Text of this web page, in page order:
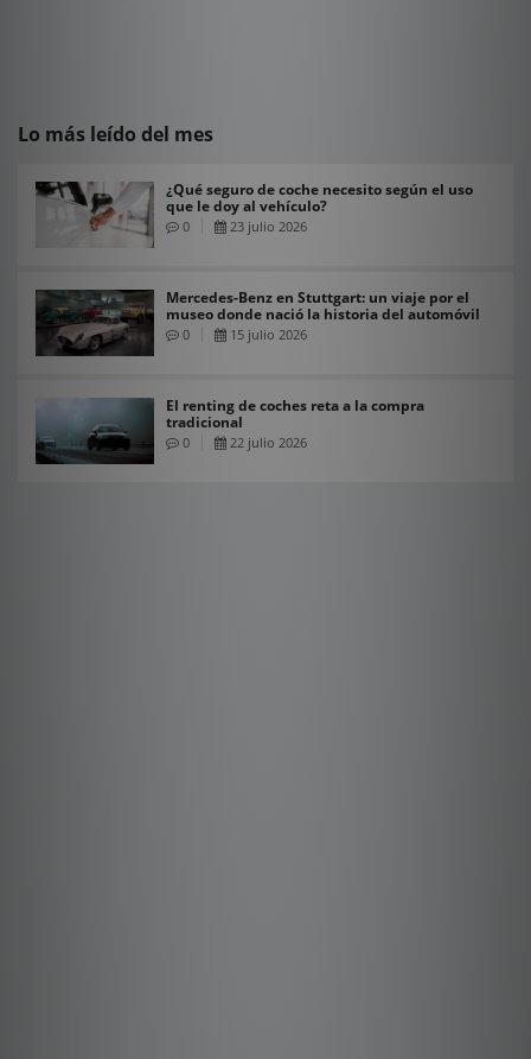
Lo más leído del mes
¿Qué seguro de coche necesito según el uso
que le doy al vehículo?
0 23 julio 2026
Mercedes-Benz en Stuttgart: un viaje por el
museo donde nació la historia del automóvil
0 15 julio 2026
El renting de coches reta a la compra
tradicional
0 22 julio 2026